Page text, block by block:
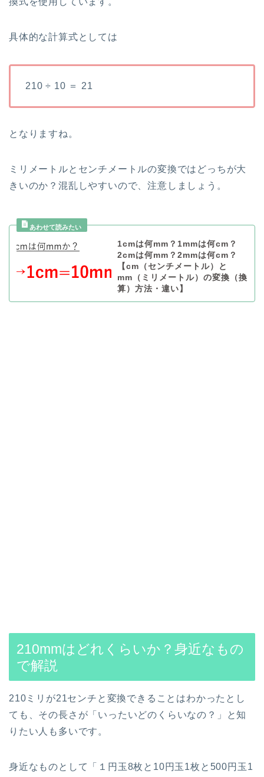
具体的な計算式としては
210 ÷ 10 ＝ 21
となりますね。
ミリメートルとセンチメートルの変換ではどっちが大
きいのか？混乱しやすいので、注意しましょう。
1cmは何mm？1mmは何cm？
2cmは何mm？2mmは何cm？
【cm（センチメートル）と
mm（ミリメートル）の変換（換
算）方法・違い】
210mmはどれくらいか？身近なもの
で解説
210ミリが21センチと変換できることはわかったとし
ても、その長さが「いったいどのくらいなの？」と知
りたい人も多いです。
身近なものとして「１円玉8枚と10円玉1枚と500円玉1